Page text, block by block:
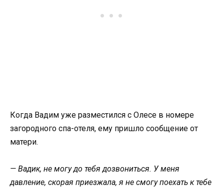
Когда Вадим уже разместился с Олесе в номере
загородного спа-отеля, ему пришло сообщение от
матери.
— Вадик, не могу до тебя дозвониться. У меня
давление, скорая приезжала, я не смогу поехать к тебе